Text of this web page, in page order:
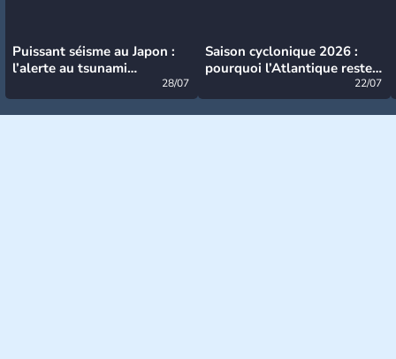
Puissant séisme au Japon :
l’alerte au tsunami
28/07
Saison cyclonique 2026 :
pourquoi l’Atlantique reste
22/07